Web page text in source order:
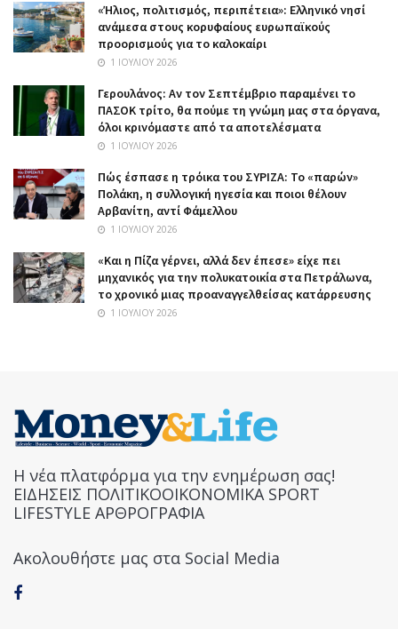
«Ήλιος, πολιτισμός, περιπέτεια»: Ελληνικό νησί
ανάμεσα στους κορυφαίους ευρωπαϊκούς
προορισμούς για το καλοκαίρι
1 ΙΟΥΛΊΟΥ 2026
Γερουλάνος: Αν τον Σεπτέμβριο παραμένει το
ΠΑΣΟΚ τρίτο, θα πούμε τη γνώμη μας στα όργανα,
όλοι κρινόμαστε από τα αποτελέσματα
1 ΙΟΥΛΊΟΥ 2026
Πώς έσπασε η τρόικα του ΣΥΡΙΖΑ: Το «παρών»
Πολάκη, η συλλογική ηγεσία και ποιοι θέλουν
Αρβανίτη, αντί Φάμελλου
1 ΙΟΥΛΊΟΥ 2026
«Και η Πίζα γέρνει, αλλά δεν έπεσε» είχε πει
μηχανικός για την πολυκατοικία στα Πετράλωνα,
το χρονικό μιας προαναγγελθείσας κατάρρευσης
1 ΙΟΥΛΊΟΥ 2026
Η νέα πλατφόρμα για την ενημέρωση σας!
ΕΙΔΗΣΕΙΣ ΠΟΛΙΤΙΚΟΟΙΚΟΝΟΜΙΚΑ SPORT
LIFESTYLE ΑΡΘΡΟΓΡΑΦΙΑ
Ακολουθήστε μας στα Social Media